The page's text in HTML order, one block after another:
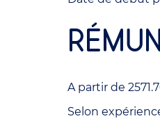
A partir de
Selon